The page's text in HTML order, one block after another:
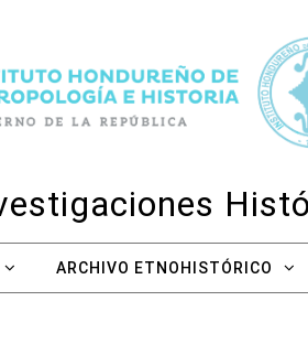
ARCHIVO ETNOHISTÓRICO